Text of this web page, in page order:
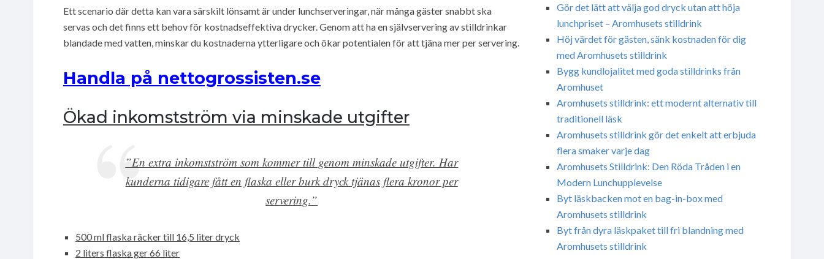
Ett scenario där detta kan vara särskilt lönsamt är under lunchserveringar, när många gäster snabbt ska
servas och det finns ett behov för kostnadseffektiva drycker. Genom att ha en självservering av stilldrinkar
blandade med vatten, minskar du kostnaderna ytterligare och ökar potentialen för att tjäna mer per servering.
Handla på nettogrossisten.se
Ökad inkomstström via minskade utgifter
”En extra inkomstström som kommer till genom minskade utgifter. Har
kunderna tidigare fått en flaska eller burk dryck tjänas flera kronor per
servering.”
500 ml flaska räcker till 16,5 liter dryck
2 liters flaska ger 66 liter
Gör det lätt att välja god dryck utan att höja
lunchpriset – Aromhusets stilldrink
Höj värdet för gästen, sänk kostnaden för dig
med Aromhusets stilldrink
Bygg kundlojalitet med goda stilldrinks från
Aromhuset
Aromhusets stilldrink: ett modernt alternativ till
traditionell läsk
Aromhusets stilldrink gör det enkelt att erbjuda
flera smaker varje dag
Aromhusets Stilldrink: Den Röda Tråden i en
Modern Lunchupplevelse
Byt läskbacken mot en bag-in-box med
Aromhusets stilldrink
Byt från dyra läskpaket till fri blandning med
Aromhusets stilldrink